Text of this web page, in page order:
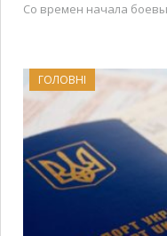
Со времен начала
ГОЛОВНІ